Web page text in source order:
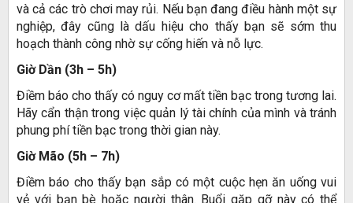
và cả các trò chơi may rủi. Nếu bạn đang điều hành một sự
nghiệp, đây cũng là dấu hiệu cho thấy bạn sẽ sớm thu
hoạch thành công nhờ sự cống hiến và nỗ lực.
Giờ Dần (3h – 5h)
Điềm báo cho thấy có nguy cơ mất tiền bạc trong tương lai.
Hãy cẩn thận trong việc quản lý tài chính của mình và tránh
phung phí tiền bạc trong thời gian này.
Giờ Mão (5h – 7h)
Điềm báo cho thấy bạn sắp có một cuộc hẹn ăn uống vui
vẻ với bạn bè hoặc người thân. Buổi gặp gỡ này có thể